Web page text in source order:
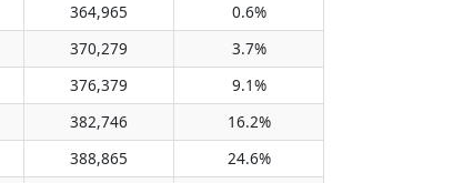
364,965
0.6%
370,279
3.7%
376,379
9.1%
382,746
16.2%
388,865
24.6%